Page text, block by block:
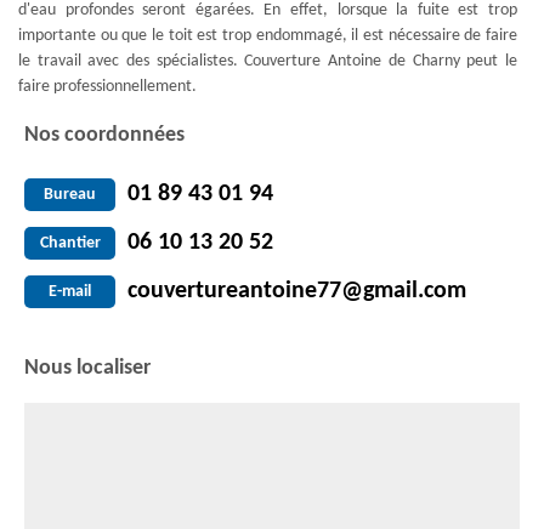
d'eau profondes seront égarées. En effet, lorsque la fuite est trop
importante ou que le toit est trop endommagé, il est nécessaire de faire
le travail avec des spécialistes. Couverture Antoine de Charny peut le
faire professionnellement.
Nos coordonnées
Bureau 01 89 43 01 94
Chantier 06 10 13 20 52
E-mail couvertureantoine77@gmail.com
Nous localiser